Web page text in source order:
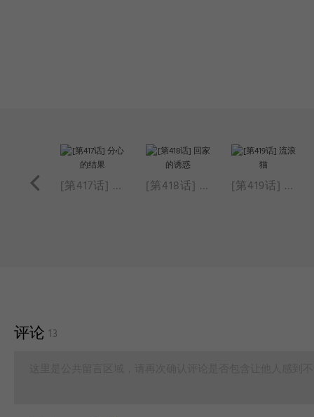
[第416话] 被子问题 [第417话] 分心的结果 [第418话] 回家的诱惑 [第419话] 流浪猫
评论 13